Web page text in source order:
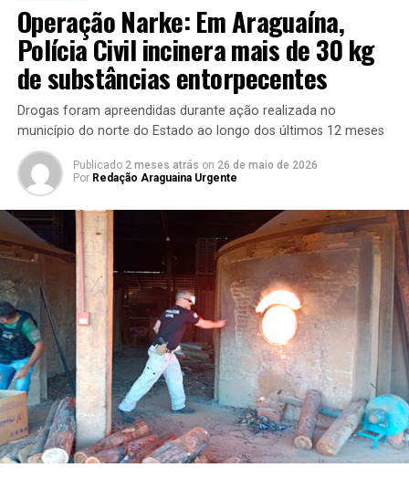
Operação Narke: Em Araguaína,
Polícia Civil incinera mais de 30 kg
de substâncias entorpecentes
Drogas foram apreendidas durante ação realizada no
município do norte do Estado ao longo dos últimos 12 meses
Publicado 2 meses atrás on 26 de maio de 2026
Por Redação Araguaina Urgente